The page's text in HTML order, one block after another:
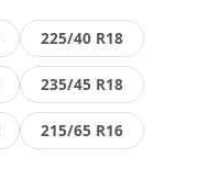
225/40 R18
235/45 R18
215/65 R16